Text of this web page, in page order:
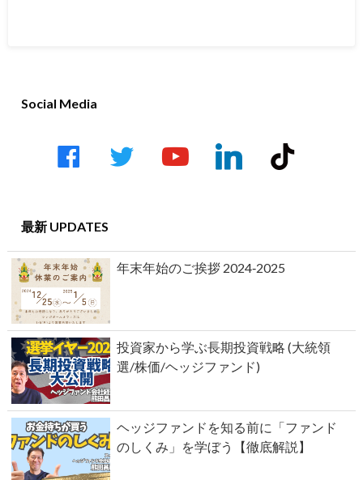
Social Media
facebook twitter
youtube-
play
linkedin tiktok
最新 UPDATES
年末年始のご挨拶 2024‐2025
投資家から学ぶ長期投資戦略 (大統領
選/株価/ヘッジファンド)
ヘッジファンドを知る前に「ファンド
のしくみ」を学ぼう【徹底解説】